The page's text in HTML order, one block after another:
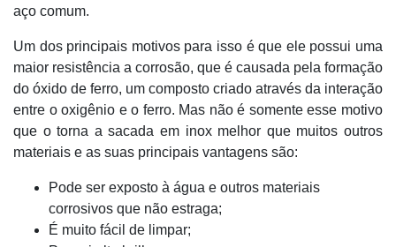
aço comum.
Um dos principais motivos para isso é que ele possui uma
maior resistência a corrosão, que é causada pela formação
do óxido de ferro, um composto criado através da interação
entre o oxigênio e o ferro. Mas não é somente esse motivo
que o torna a sacada em inox melhor que muitos outros
materiais e as suas principais vantagens são:
Pode ser exposto à água e outros materiais
corrosivos que não estraga;
É muito fácil de limpar;